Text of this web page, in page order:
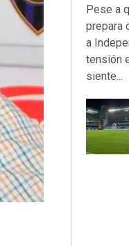
Pese a
prepara
a
tensión
siente...